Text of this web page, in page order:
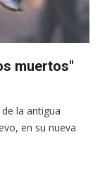
muertos"
la antigua
en su nueva